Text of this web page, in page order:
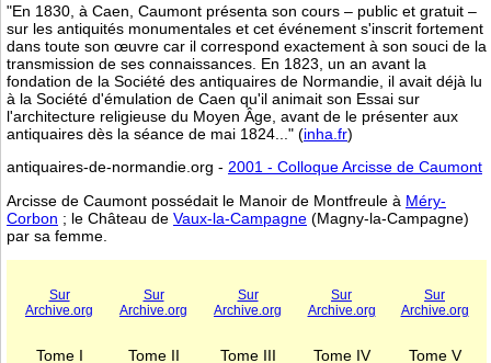
"En 1830, à Caen, Caumont présenta son cours – public et gratuit –
sur les antiquités monumentales et cet événement s'inscrit fortement
dans toute son œuvre car il correspond exactement à son souci de la
transmission de ses connaissances. En 1823, un an avant la
fondation de la Société des antiquaires de Normandie, il avait déjà lu
à la Société d'émulation de Caen qu'il animait son Essai sur
l'architecture religieuse du Moyen Âge, avant de le présenter aux
antiquaires dès la séance de mai 1824..." (inha.fr)
antiquaires-de-normandie.org - 2001 - Colloque Arcisse de Caumont
Arcisse de Caumont possédait le Manoir de Montfreule à Méry-
Corbon ; le Château de Vaux-la-Campagne (Magny-la-Campagne)
par sa femme.
Sur
Archive.org
Sur
Archive.org
Sur
Archive.org
Sur
Archive.org
Sur
Archive.org
Tome I Tome II Tome III Tome IV Tome V